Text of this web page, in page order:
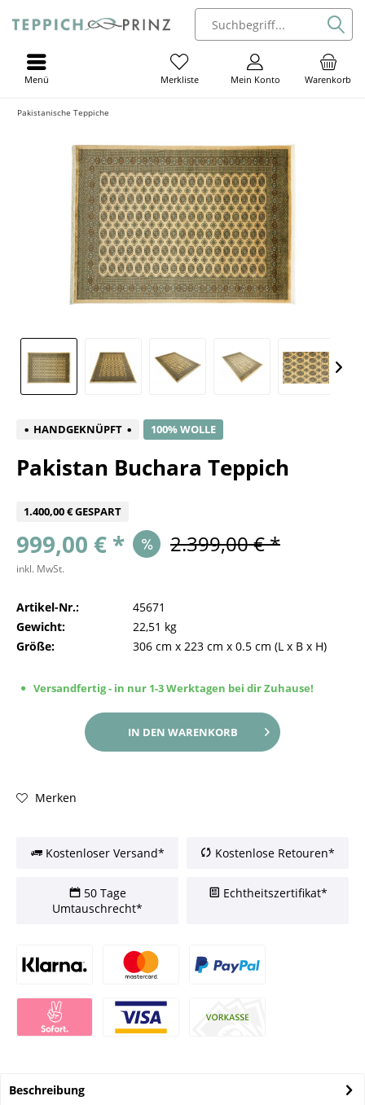
Warenkorb
Mein Konto
Merkliste
Menü
Pakistanische Teppiche
HANDGEKNÜPFT 100% WOLLE
Pakistan Buchara Teppich
1.400,00 € GESPART
999,00 € * 2.399,00 € *
inkl. MwSt.
Artikel-Nr.:
45671
Gewicht:
22,51 kg
Größe:
306 cm x 223 cm x 0.5 cm (L x B x H)
Versandfertig - in nur 1-3 Werktagen bei dir Zuhause!
IN DEN WARENKORB
Merken
Kostenloser Versand* Kostenlose Retouren*
50 Tage
Umtauschrecht*
Echtheitszertifikat*
Beschreibung